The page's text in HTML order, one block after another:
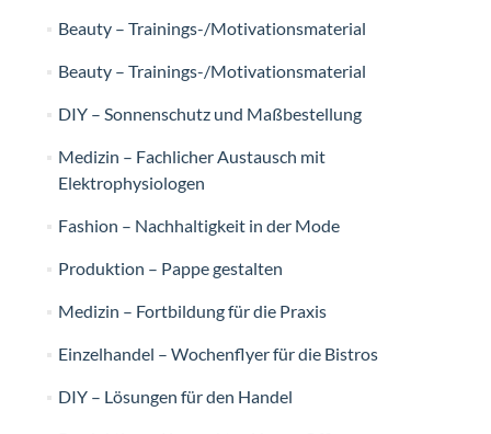
Beauty – Trainings-/Motivationsmaterial
Beauty – Trainings-/Motivationsmaterial
DIY – Sonnenschutz und Maßbestellung
Medizin – Fachlicher Austausch mit
Elektrophysiologen
Fashion – Nachhaltigkeit in der Mode
Produktion – Pappe gestalten
Medizin – Fortbildung für die Praxis
Einzelhandel – Wochenflyer für die Bistros
DIY – Lösungen für den Handel